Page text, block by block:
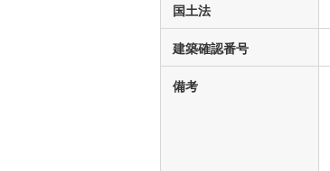
国土法
建築確認番号
備考